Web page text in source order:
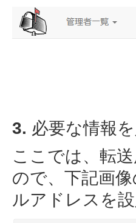
3. 必要な情報
ここでは、転
ので、下記画
ルアドレスを